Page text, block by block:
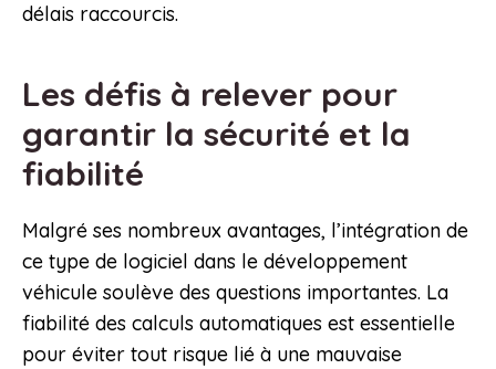
délais raccourcis.
Les défis à relever pour
garantir la sécurité et la
fiabilité
Malgré ses nombreux avantages, l’intégration de
ce type de logiciel dans le développement
véhicule soulève des questions importantes. La
fiabilité des calculs automatiques est essentielle
pour éviter tout risque lié à une mauvaise